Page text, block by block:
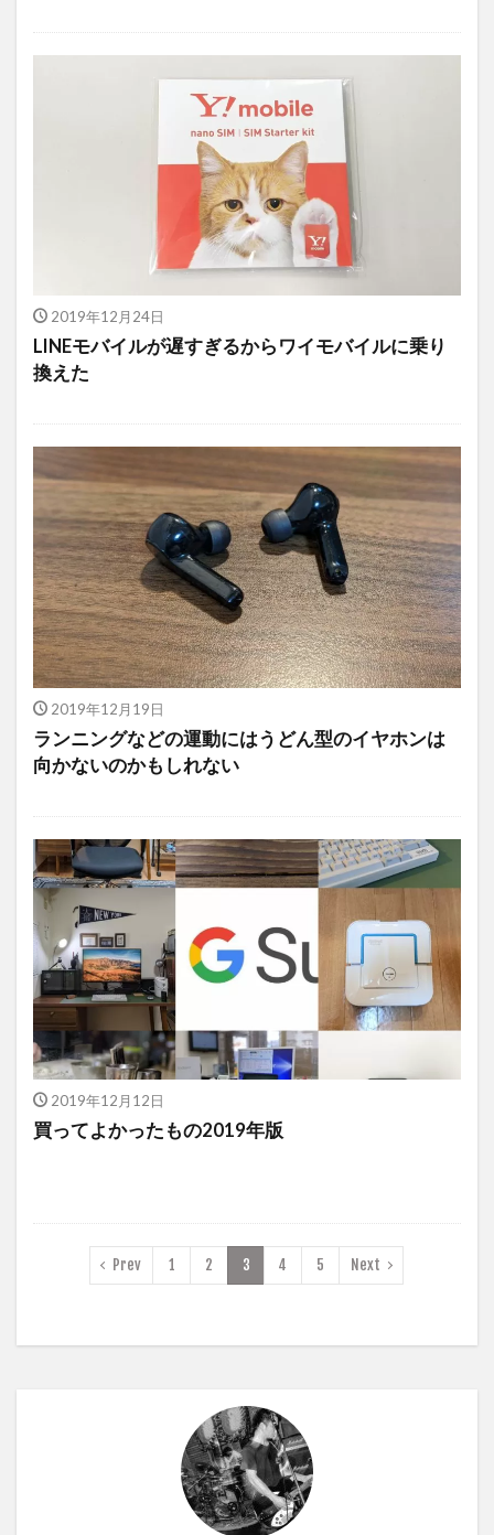
2019年12月24日
LINEモバイルが遅すぎるからワイモバイルに乗り
換えた
2019年12月19日
ランニングなどの運動にはうどん型のイヤホンは
向かないのかもしれない
2019年12月12日
買ってよかったもの2019年版
Prev 1 2 3 4 5 Next